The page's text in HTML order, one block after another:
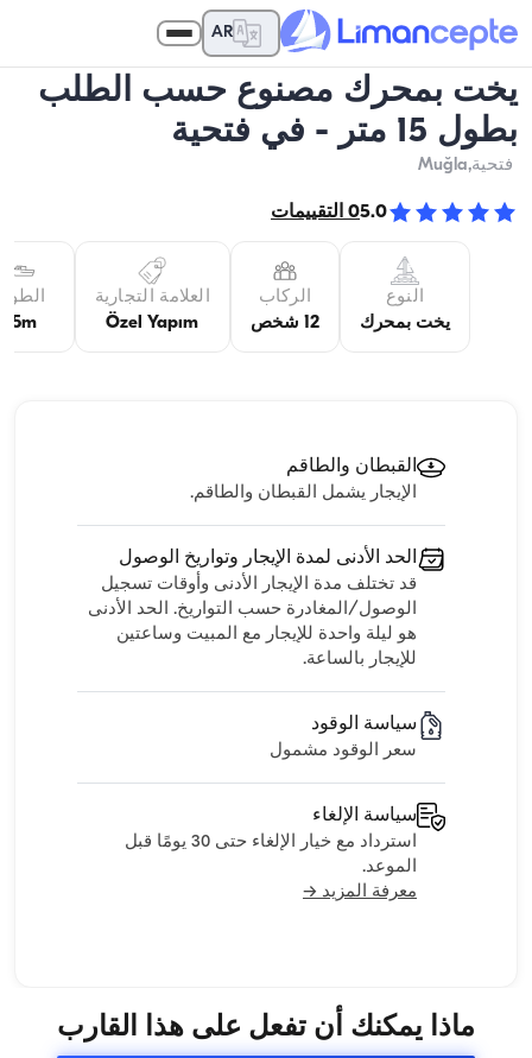
AR
يخت بمحرك مصنوع حسب الطلب
بطول 15 متر - في فتحية
فتحية,Muğla
5.0
0 التقييمات
النوع
يخت بمحرك
الركاب
12 شخص
العلامة التجارية
Özel Yapım
15m
القبطان والطاقم
الإيجار يشمل القبطان والطاقم.
الحد الأدنى لمدة الإيجار وتواريخ الوصول
قد تختلف مدة الإيجار الأدنى وأوقات تسجيل
الوصول/المغادرة حسب التواريخ. الحد الأدنى
هو ليلة واحدة للإيجار مع المبيت وساعتين
للإيجار بالساعة.
سياسة الوقود
سعر الوقود مشمول
سياسة الإلغاء
استرداد مع خيار الإلغاء حتى 30 يومًا قبل
الموعد.
معرفة المزيد →
ماذا يمكنك أن تفعل على هذا القارب